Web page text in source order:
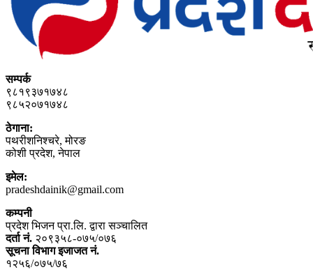
सम्पर्क
९८१९३७१७४८
९८५२०७१७४८
ठेगाना:
पथरीशनिश्‍चरे, मोरङ
कोशी प्रदेश, नेपाल
इमेल:
pradeshdainik@gmail.com
कम्पनी
प्रदेश भिजन प्रा.लि. द्वारा सञ्‍चालित
दर्ता नं. २०९३५८-०७५/०७६
सूचना विभाग इजाजत नं.
१२५६/०७५/७६